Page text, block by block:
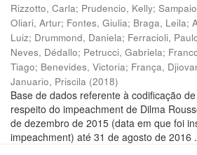
Rizzotto, Carla; Prudencio, Kelly;
Oliari, Artur; Fontes, Giulia; Braga, Leila;
Luiz; Drummond, Daniela; Ferracioli,
Neves, Dédallo; Petrucci, Gabriela;
Tiago; Benevides, Victoria; França,
Januario, Priscila (2018)
Base de dados referente à codificação
respeito do impeachment de Dilma
de dezembro de 2015 (data em que foi
impeachment) até 31 de agosto de 2016